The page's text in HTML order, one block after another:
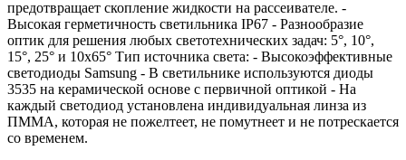
предотвращает скопление жидкости на рассеивателе. -
Высокая герметичность светильника IP67 - Разнообразие
оптик для решения любых светотехнических задач: 5°, 10°,
15°, 25° и 10x65° Тип источника света: - Высокоэффективные
светодиоды Samsung - В светильнике используются диоды
3535 на керамической основе с первичной оптикой - На
каждый светодиод установлена индивидуальная линза из
ПММА, которая не пожелтеет, не помутнеет и не потрескается
со временем.